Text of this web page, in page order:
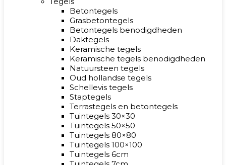
Betontegels
Grasbetontegels
Betontegels benodigdheden
Daktegels
Keramische tegels
Keramische tegels benodigdheden
Natuursteen tegels
Oud hollandse tegels
Schellevis tegels
Staptegels
Terrastegels en betontegels
Tuintegels 30×30
Tuintegels 50×50
Tuintegels 80×80
Tuintegels 100×100
Tuintegels 6cm